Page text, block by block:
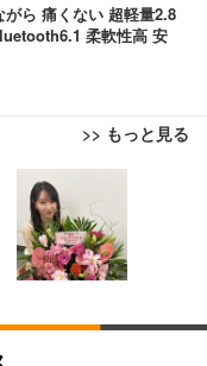
ら 痛くない 超軽量2.8
柔軟性高 安
>> もっと見る
C 20W USB PD対応
品 GaN採用 折りたた
15 等対応】 E
【22.5W/20